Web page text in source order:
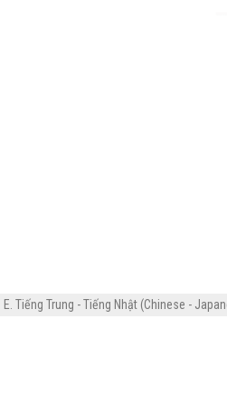
E. Tiếng Trung - Tiếng Nhật (Chinese -